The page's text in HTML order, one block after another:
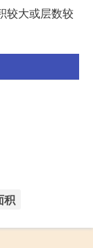
较大或层数较
积